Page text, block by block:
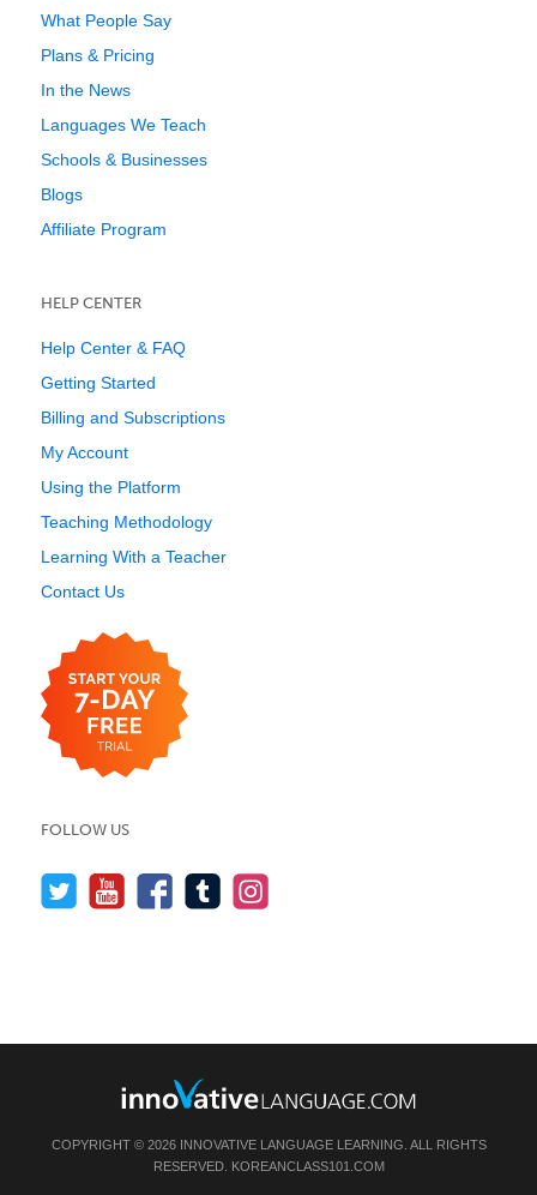
What People Say
Plans & Pricing
In the News
Languages We Teach
Schools & Businesses
Blogs
Affiliate Program
HELP CENTER
Help Center & FAQ
Getting Started
Billing and Subscriptions
My Account
Using the Platform
Teaching Methodology
Learning With a Teacher
Contact Us
FOLLOW US
COPYRIGHT © 2026 INNOVATIVE LANGUAGE LEARNING. ALL RIGHTS
RESERVED. KOREANCLASS101.COM